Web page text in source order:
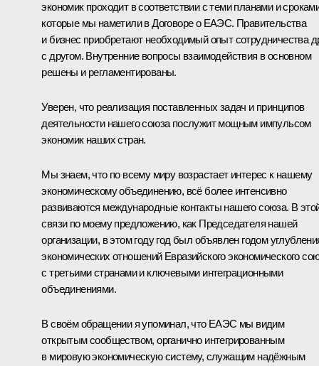
экономик проходит в соответствии с теми планами и
которые мы наметили в Договоре о ЕАЭС. Правительства
и бизнес приобретают необходимый опыт сотрудничества
с другом. Внутренние вопросы взаимодействия в основном
решены и регламентированы.
Уверен, что реализация поставленных задач и принципов
деятельности нашего союза послужит мощным импульсом
экономик наших стран.
Мы знаем, что по всему миру возрастает интерес к нашему
экономическому объединению, всё более интенсивно
развиваются международные контакты нашего союза. В
связи по моему предложению, как Председателя нашей
организации, в этом году год был объявлен годом
экономических отношений Евразийского экономического
с третьими странами и ключевыми интеграционными
объединениями.
В своём обращении я упоминал, что ЕАЭС мы видим
открытым сообществом, органично интегрированным
в мировую экономическую систему, служащим надёжным